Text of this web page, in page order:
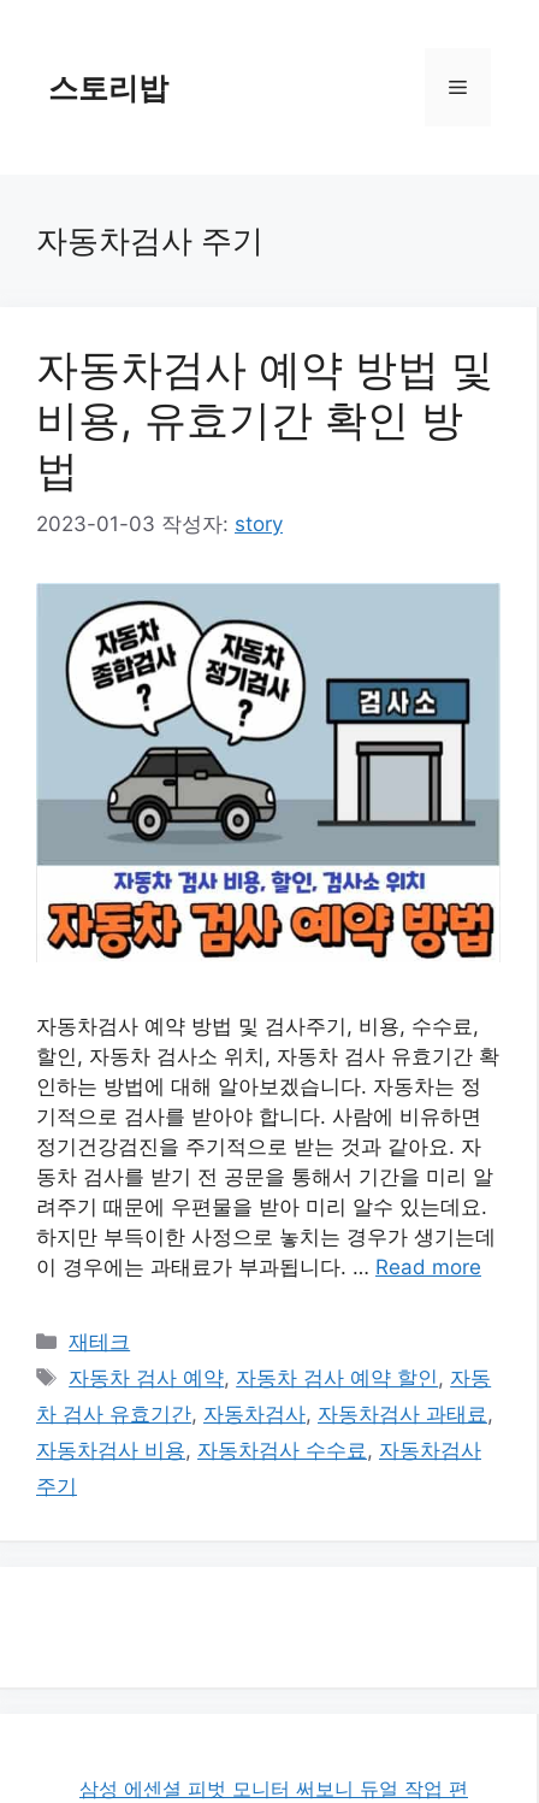
스토리밥 메
자동차검사 주기
자동차검사 예약 방법 및
비용, 유효기간 확인 방
법
2023-01-03 작성자: story
자동차검사 예약 방법 및 검사주기, 비용, 수수료,
할인, 자동차 검사소 위치, 자동차 검사 유효기간 확
인하는 방법에 대해 알아보겠습니다. 자동차는 정
기적으로 검사를 받아야 합니다. 사람에 비유하면
정기건강검진을 주기적으로 받는 것과 같아요. 자
동차 검사를 받기 전 공문을 통해서 기간을 미리 알
려주기 때문에 우편물을 받아 미리 알수 있는데요.
하지만 부득이한 사정으로 놓치는 경우가 생기는데
이 경우에는 과태료가 부과됩니다. … Read more
카
테
리
재테크
태
그
자동차 검사 예약, 자동차 검사 예약 할인, 자동
차 검사 유효기간, 자동차검사, 자동차검사 과태료,
자동차검사 비용, 자동차검사 수수료, 자동차검사
주기
삼성 에센셜 피벗 모니터 써보니 듀얼 작업 편